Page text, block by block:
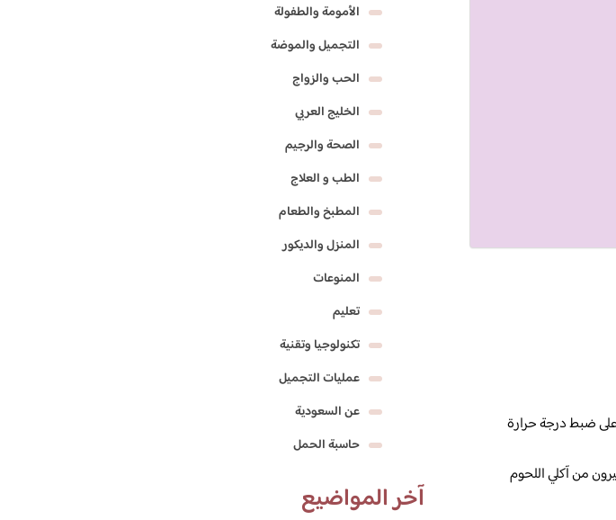
ضبط درجة حرارة
من آكلي اللحوم
الأمومة والطفولة
التجميل والموضة
الحب والزواج
الخليج العربي
الصحة والرجيم
الطب و العلاج
المطبخ والطعام
المنزل والديكور
المنوعات
تعليم
تكنولوجيا وتقنية
عمليات التجميل
عن السعودية
حاسبة الحمل
آخر المواضيع